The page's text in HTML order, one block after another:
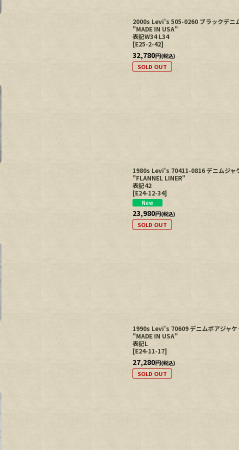
2000s Levi's 505-0260 ブラックデ
"MADE IN USA"
表記W34 L34
[E25-2-42]
32,780円(税込)
SOLD OUT
1980s Levi's 70411-0816 デニムジ
"FLANNEL LINER"
表記42
[E24-12-34]
23,980円(税込)
SOLD OUT
1990s Levi's 70609 デニムボアジャ
"MADE IN USA"
表記L
[E24-11-17]
27,280円(税込)
SOLD OUT